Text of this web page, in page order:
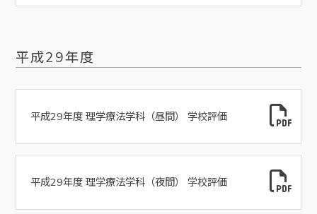
平成29年度
平成29年度 理学療法学科（昼間） 学校評価
平成29年度 理学療法学科（夜間） 学校評価